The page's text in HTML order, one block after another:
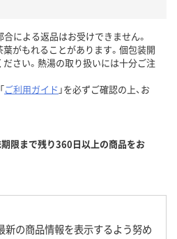
合による返品はお受けできません。
がもれることがあります。個包装開
さい。熱湯の取り扱いには十分ご注
ご利用ガイド 」を必ずご確認の上、お
限まで残り360日以上の商品をお
新の商品情報を表示するよう努め